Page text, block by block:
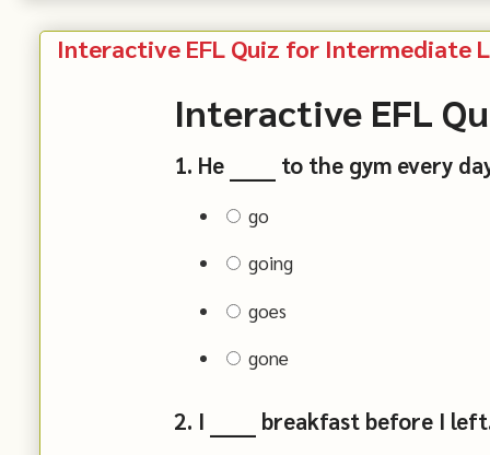
Interactive EFL Quiz for Intermediate
Interactive EFL
1. He ______ to the gym every
go
going
goes
gone
2. I ______ breakfast before I